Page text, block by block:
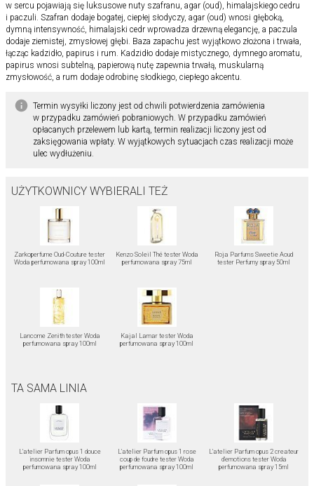
w sercu pojawiają się luksusowe nuty szafranu, agar (oud), himalajskiego cedru
i paczuli. Szafran dodaje bogatej, ciepłej słodyczy, agar (oud) wnosi głęboką,
dymną intensywność, himalajski cedr wprowadza drzewną elegancję, a paczula
dodaje ziemistej, zmysłowej głębi. Baza zapachu jest wyjątkowo złożona i trwała,
łącząc kadzidło, papirus i rum. Kadzidło dodaje mistycznego, dymnego aromatu,
papirus wnosi subtelną, papierową nutę zapewnia trwałą, muskularną
zmysłowość, a rum dodaje odrobinę słodkiego, ciepłego akcentu.
Termin wysyłki liczony jest od chwili potwierdzenia zamówienia
w przypadku zamówień pobraniowych. W przypadku zamówień
opłacanych przelewem lub kartą, termin realizacji liczony jest od
zaksięgowania wpłaty. W wyjątkowych sytuacjach czas realizacji może
ulec wydłużeniu.
UŻYTKOWNICY WYBIERALI TEŻ
Zarkoperfume Oud-Couture tester
Woda perfumowana spray 100ml
Kenzo Soleil Thé tester Woda
perfumowana spray 75ml
Roja Parfums Sweetie Aoud
tester Perfumy spray 50ml
Lancome Zenith tester Woda
perfumowana spray 100ml
Kajal Lamar tester Woda
perfumowana spray 100ml
TA SAMA LINIA
L'atelier Parfum opus 1 douce
insomnie tester Woda
perfumowana spray 100ml
L'atelier Parfum opus 1 rose
coup de foudre tester Woda
perfumowana spray 100ml
L'atelier Parfum opus 2 createur
d'emotions tester Woda
perfumowana spray 15ml